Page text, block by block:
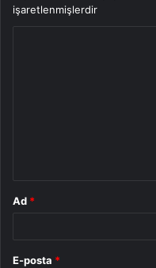
işaretlenmişlerdir
Ad *
E-posta *